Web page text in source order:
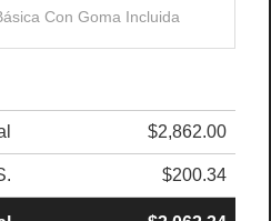
Con Goma Incluida
$2,862.00
$200.34